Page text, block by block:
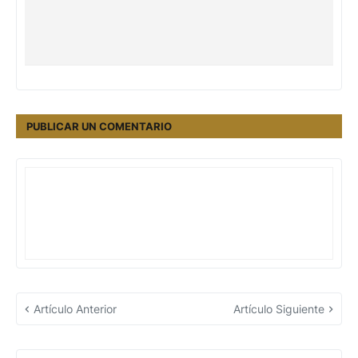
PUBLICAR UN COMENTARIO
Artículo Anterior Artículo Siguiente